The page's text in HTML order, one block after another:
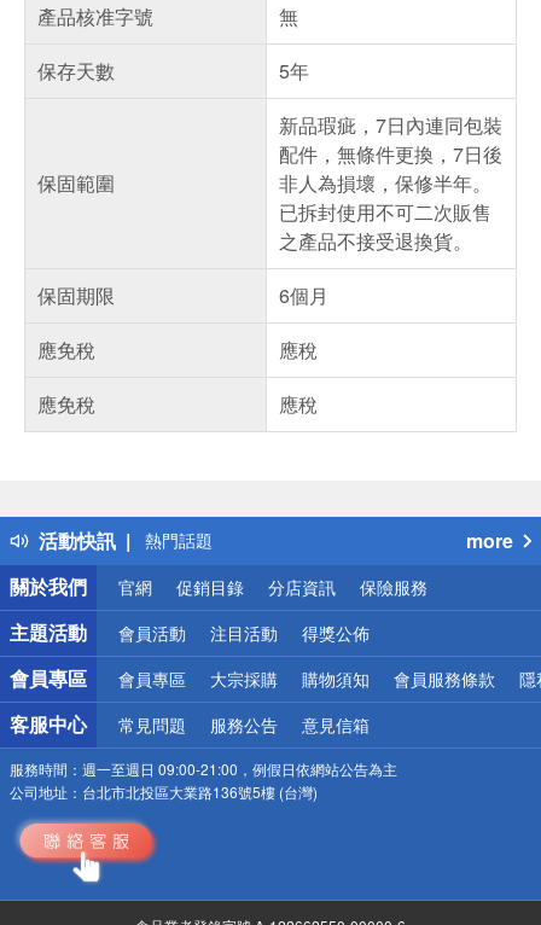
產品核准字號
無
保存天數
5年
保固範圍
新品瑕疵，7日內連同包裝
配件，無條件更換，7日後
非人為損壞，保修半年。
已拆封使用不可二次販售
之產品不接受退換貨。
保固期限
6個月
應免稅
應稅
應免稅
應稅
活動快訊
得獎公告
熱門話題
銀行優惠
偏遠地區配送
詐騙網頁！請小心！
more
關於我們
官網 促銷目錄 分店資訊 保險服務
主題活動 會員活動 注目活動 得獎公佈
會員專區 會員專區 大宗採購 購物須知 會員服務條款 隱
客服中心 常見問題 服務公告 意見信箱
服務時間： 週一至週日 09:00-21:00，例假日依網站公告為主
公司地址： 台北市北投區大業路136號5樓 (台灣)